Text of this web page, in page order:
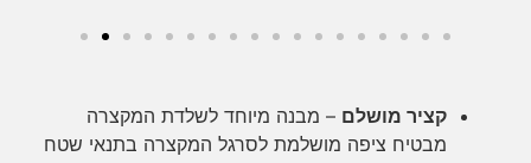
קציר מושלם – מבנה מיוחד לשלדת המקצרה
מבטיח ציפה מושלמת לסרגל המקצרה בתנאי שטח